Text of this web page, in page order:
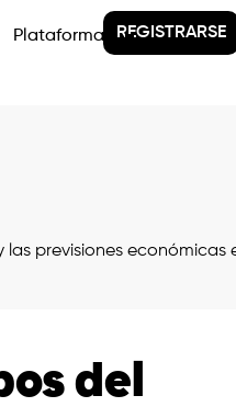
Plataformas REGISTRARSE
las previsiones económicas
del